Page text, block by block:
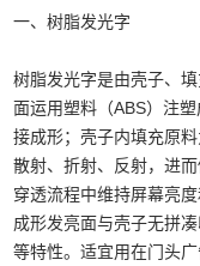
一、树脂发光字
树脂发光字是由壳子、
面运用塑料（ABS）注
接成形；壳子内填充原
散射、折射、反射，进
穿透流程中维持屏幕亮
成形发亮面与壳子无拼
等特性。适宜用在门头